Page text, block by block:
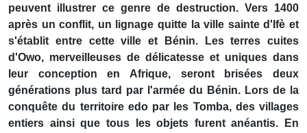
peuvent illustrer ce genre de destruction. Vers 1400
après un conflit, un lignage quitte la ville sainte d'Ifè et
s'établit entre cette ville et Bénin. Les terres cuites
d'Owo, merveilleuses de délicatesse et uniques dans
leur conception en Afrique, seront brisées deux
générations plus tard par l'armée du Bénin. Lors de la
conquête du territoire edo par les Tomba, des villages
entiers ainsi que tous les objets furent anéantis. En